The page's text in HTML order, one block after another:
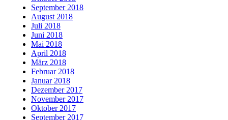
September 2018
August 2018
Juli 2018
Juni 2018
Mai 2018
April 2018
März 2018
Februar 2018
Januar 2018
Dezember 2017
November 2017
Oktober 2017
September 2017